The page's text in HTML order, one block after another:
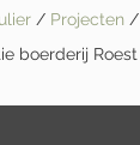
/ Projecten /
boerderij Roest